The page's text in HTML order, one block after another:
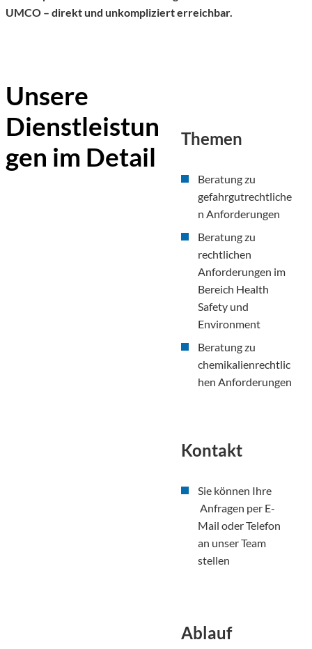
UMCO – direkt und unkompliziert erreichbar.
Unsere
Dienstleistun
gen im Detail
Themen
Beratung zu
gefahrgutrechtliche
n Anforderungen
Beratung zu
rechtlichen
Anforderungen im
Bereich Health
Safety und
Environment
Beratung zu
chemikalienrechtlic
hen Anforderungen
Kontakt
Sie können Ihre
Anfragen per E-
Mail oder Telefon
an unser Team
stellen
Ablauf